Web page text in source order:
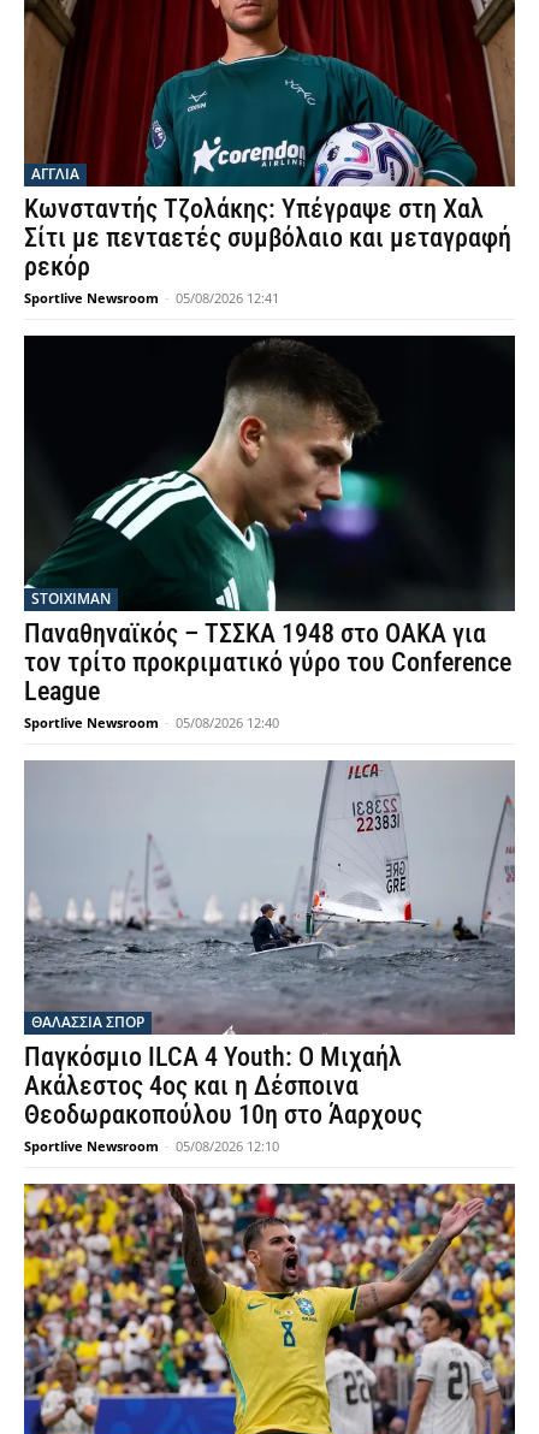
ΑΓΓΛΙΑ
Κωνσταντής Τζολάκης: Υπέγραψε στη Χαλ
Σίτι με πενταετές συμβόλαιο και μεταγραφή
ρεκόρ
Sportlive Newsroom - 05/08/2026 12:41
STOIXIMAN
Παναθηναϊκός – ΤΣΣΚΑ 1948 στο ΟΑΚΑ για
τον τρίτο προκριματικό γύρο του Conference
League
Sportlive Newsroom - 05/08/2026 12:40
ΘΑΛΆΣΣΙΑ ΣΠΟΡ
Παγκόσμιο ILCA 4 Youth: Ο Μιχαήλ
Ακάλεστος 4ος και η Δέσποινα
Θεοδωρακοπούλου 10η στο Άαρχους
Sportlive Newsroom - 05/08/2026 12:10